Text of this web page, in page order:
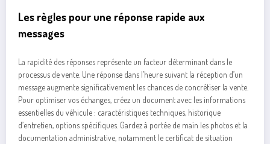
Les règles pour une réponse rapide aux
messages
La rapidité des réponses représente un facteur déterminant dans le
processus de vente. Une réponse dans l’heure suivant la réception d’un
message augmente significativement les chances de concrétiser la vente.
Pour optimiser vos échanges, créez un document avec les informations
essentielles du véhicule : caractéristiques techniques, historique
d’entretien, options spécifiques. Gardez à portée de main les photos et la
documentation administrative, notamment le certificat de situation